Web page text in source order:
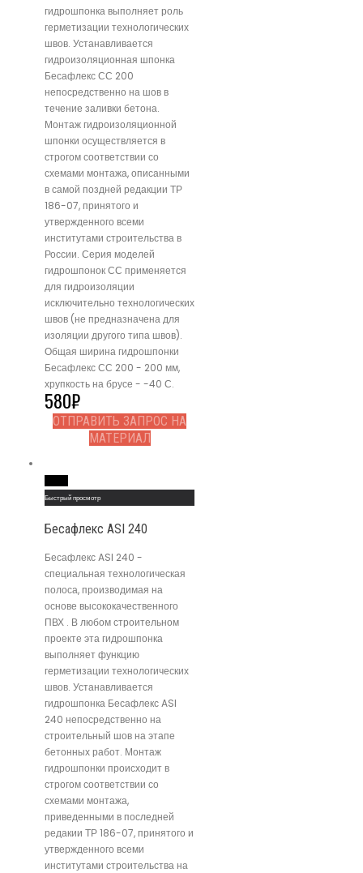
гидрошпонка выполняет роль
герметизации технологических
швов. Устанавливается
гидроизоляционная шпонка
Бесафлекс СС 200
непосредственно на шов в
течение заливки бетона.
Монтаж гидроизоляционной
шпонки осуществляется в
строгом соответствии со
схемами монтажа, описанными
в самой поздней редакции ТР
186-07, принятого и
утвержденного всеми
институтами строительства в
России. Серия моделей
гидрошпонок СС применяется
для гидроизоляции
исключительно технологических
швов (не предназначена для
изоляции другого типа швов).
Общая ширина гидрошпонки
Бесафлекс СС 200 - 200 мм,
хрупкость на брусе - -40 С.
580₽
ОТПРАВИТЬ ЗАПРОС НА
МАТЕРИАЛ
Быстрый просмотр
Бесафлекс ASI 240
Бесафлекс ASI 240 -
специальная технологическая
полоса, производимая на
основе высококачественного
ПВХ . В любом строительном
проекте эта гидрошпонка
выполняет функцию
герметизации технологических
швов. Устанавливается
гидрошпонка Бесафлекс ASI
240 непосредственно на
строительный шов на этапе
бетонных работ. Монтаж
гидрошпонки происходит в
строгом соответствии со
схемами монтажа,
приведенными в последней
редакии ТР 186-07, принятого и
утвержденного всеми
институтами строительства на